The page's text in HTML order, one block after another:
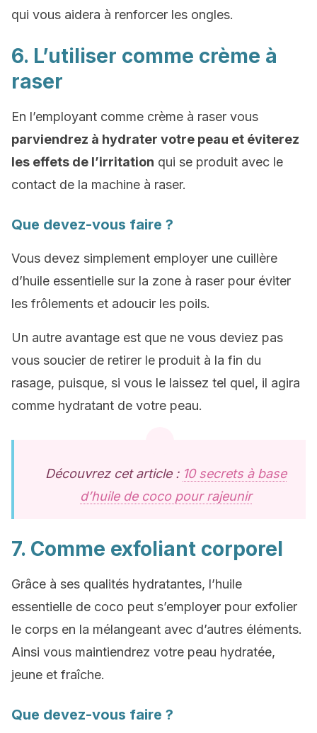
qui vous aidera à renforcer les ongles.
6. L’utiliser comme crème à
raser
En l’employant comme crème à raser vous
parviendrez à hydrater votre peau et éviterez
les effets de l’irritation qui se produit avec le
contact de la machine à raser.
Que devez-vous faire ?
Vous devez simplement employer une cuillère
d’huile essentielle sur la zone à raser pour éviter
les frôlements et adoucir les poils.
Un autre avantage est que ne vous deviez pas
vous soucier de retirer le produit à la fin du
rasage, puisque, si vous le laissez tel quel, il agira
comme hydratant de votre peau.
Découvrez cet article : 10 secrets à base
d’huile de coco pour rajeunir
7. Comme exfoliant corporel
Grâce à ses qualités hydratantes, l’huile
essentielle de coco peut s’employer pour exfolier
le corps en la mélangeant avec d’autres éléments.
Ainsi vous maintiendrez votre peau hydratée,
jeune et fraîche.
Que devez-vous faire ?